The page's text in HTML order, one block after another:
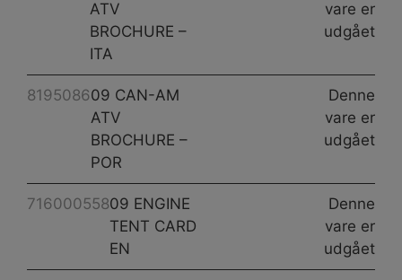
vare er
udgået
ATV
BROCHURE –
ITA
Denne
vare er
udgået
819508609 CAN-AM
ATV
BROCHURE –
POR
Denne
vare er
udgået
71600055809 ENGINE
TENT CARD
EN